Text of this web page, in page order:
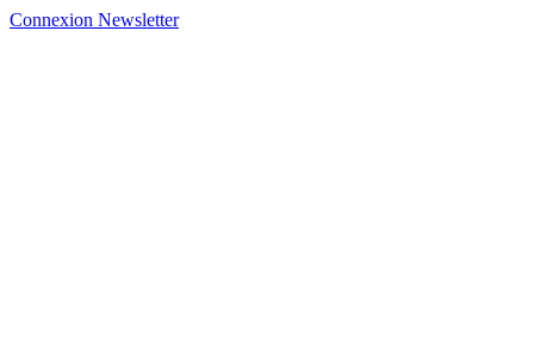
Connexion Newsletter